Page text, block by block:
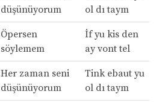
düşünüyorum
ol dı taym
Öpersen
söylemem
İf yu kis den
ay vont tel
Her zaman seni
düşünüyorum
Tink ebaut yu
ol dı taym